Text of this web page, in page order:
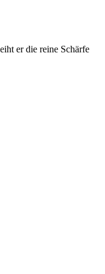
er die reine Schärfe